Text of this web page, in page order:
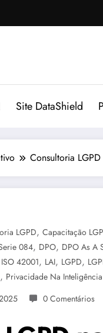
Site DataShield
Consultoria
LGPD, Capacitação
084, DPO, DPO As A
ISO 42001, LAI, LGPD,
, Privacidade Na
0 Comentários